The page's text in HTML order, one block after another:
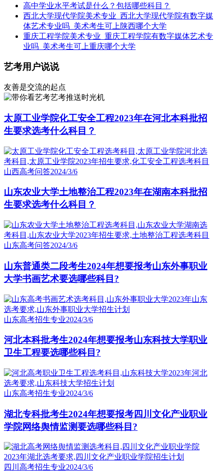
高中学业水平考试是什么？包括哪些科目？
西北大学现代学院美术专业_西北大学现代学院有数字媒
体艺术专业吗_美术考生可上陕西哪个大学
重庆工程学院美术专业_重庆工程学院有数字媒体艺术专
业吗_美术考生可上重庆哪个大学
艺考用户说说
友善是交流的起点
艺考推送时光机
太原工业学院化工安全工程2023年在河北本科批招
生要求选考什么科目？
山西高考问答2024/3/6
山东农业大学土地整治工程2023年在湖南本科批招
生要求选考什么科目？
山东高考问答2024/3/6
山东普通类二段考生2024年想要报考山东外事职业
大学书画艺术要选哪些科目?
山东高考招生专业2024/3/6
河北本科批考生2024年想要报考山东科技大学职业
卫生工程要选哪些科目?
山东高考招生专业2024/3/6
湖北专科批考生2024年想要报考四川文化产业职业
学院网络舆情监测要选哪些科目?
四川高考招生专业2024/3/6